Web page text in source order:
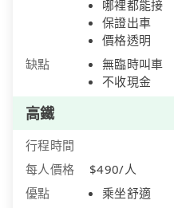
哪裡都能接
保證出車
價格透明
缺點
無臨時叫車
不收現金
高鐵
行程時間
每人價格
$490/人
優點
乘坐舒適